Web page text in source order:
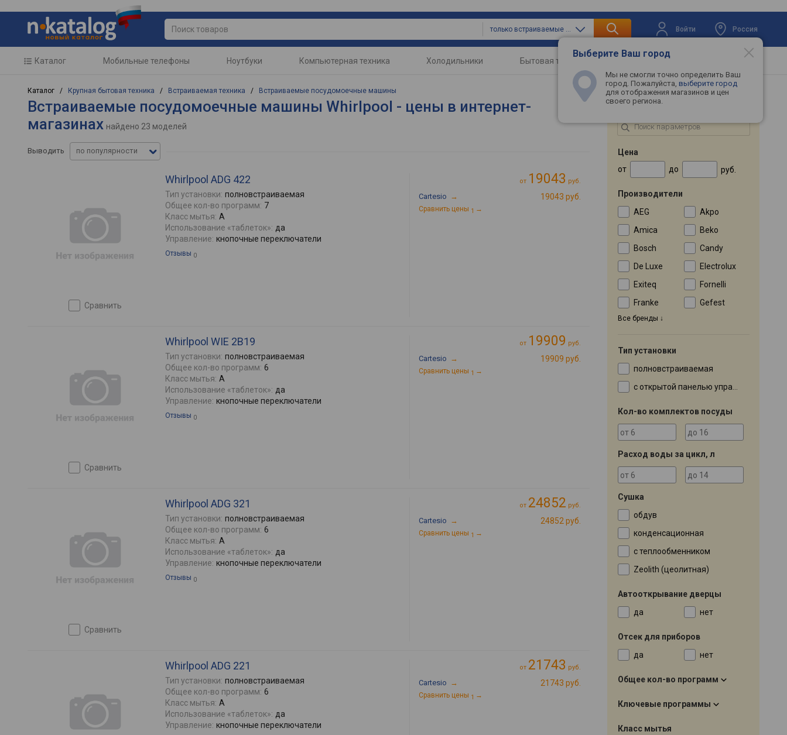
только встраиваемые посудомоечные машины Войти Россия
Выберите Ваш город
Мы не смогли точно определить Ваш
город. Пожалуйста, выберите город
для отображения магазинов и цен
своего региона.
Каталог Мобильные телефоны Ноутбуки Компьютерная техника Холодильники Бытовая техника Телевизоры
Каталог / Крупная бытовая техника / Встраиваемая техника / Встраиваемые посудомоечные машины
Встраиваемые посудомоечные машины Whirlpool - цены в интернет-
магазинах найдено 23 моделей
Выводить по популярности
сравнить
Whirlpool ADG 422
Тип установки: полновстраиваемая
Общее кол-во программ: 7
Класс мытья: A
Использование «таблеток»: да
Управление: кнопочные переключатели
Отзывы 0
от 19043 руб.
Cartesio → 19043 руб.
Сравнить цены 1 →
сравнить
Whirlpool WIE 2B19
Тип установки: полновстраиваемая
Общее кол-во программ: 6
Класс мытья: A
Использование «таблеток»: да
Управление: кнопочные переключатели
Отзывы 0
от 19909 руб.
Cartesio → 19909 руб.
Сравнить цены 1 →
сравнить
Whirlpool ADG 321
Тип установки: полновстраиваемая
Общее кол-во программ: 6
Класс мытья: A
Использование «таблеток»: да
Управление: кнопочные переключатели
Отзывы 0
от 24852 руб.
Cartesio → 24852 руб.
Сравнить цены 1 →
Whirlpool ADG 221
Тип установки: полновстраиваемая
Общее кол-во программ: 6
Класс мытья: A
Использование «таблеток»: да
Управление: кнопочные переключатели
от 21743 руб.
Cartesio → 21743 руб.
Сравнить цены 1 →
ПОДБОР ПО ПАРАМЕТРАМ
Цена
от
до руб.
Производители
AEG
Akpo
Amica
Beko
Bosch
Candy
De Luxe
Electrolux
Exiteq
Fornelli
Franke
Gefest
Все бренды
Тип установки
полновстраиваемая
с открытой панелью управления
Кол-во комплектов посуды
Расход воды за цикл, л
Сушка
обдув
конденсационная
с теплообменником
Zeolith (цеолитная)
Автооткрывание дверцы
да
нет
Отсек для приборов
да
нет
Общее кол-во программ
Ключевые программы
Класс мытья